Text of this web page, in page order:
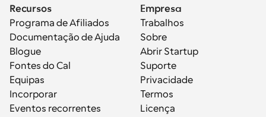
Recursos
Programa de Afiliados
Documentação de Ajuda
Blogue
Fontes do Cal
Equipas
Incorporar
Eventos recorrentes
Empresa
Trabalhos
Sobre
Abrir Startup
Suporte
Privacidade
Termos
Licença